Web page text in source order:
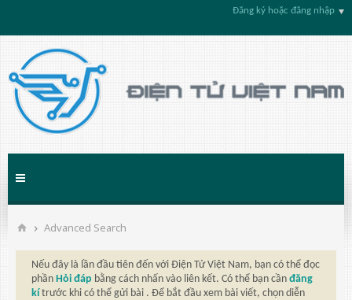
Đăng ký hoặc đăng nhập
Advanced Search
Nếu đây là lần đầu tiên đến với Điện Tử Việt Nam, bạn có thể đọc
phần Hỏi đáp bằng cách nhấn vào liên kết. Có thể bạn cần đăng
kí trước khi có thể gửi bài . Để bắt đầu xem bài viết, chọn diễn